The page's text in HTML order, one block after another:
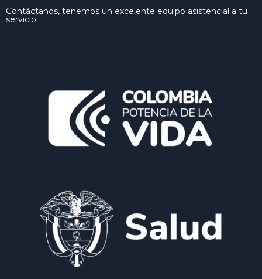
Contáctanos, tenemos un excelente equipo asistencial a tu
servicio.